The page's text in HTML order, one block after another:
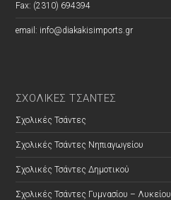
Fax: (2310) 694394
email: info@diakakisimports.gr
ΣΧΟΛΙΚΕΣ ΤΣΑΝΤΕΣ
Σχολικές Τσάντες
Σχολικές Τσάντες Νηπιαγωγείου
Σχολικές Τσάντες Δημοτικού
Σχολικές Τσάντες Γυμνασίου – Λυκείου